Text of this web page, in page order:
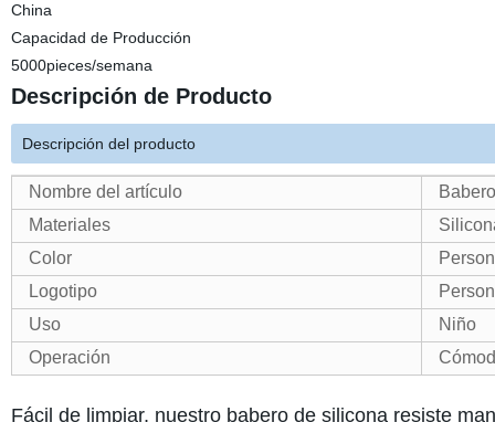
China
Capacidad de Producción
5000pieces/semana
Descripción de Producto
Descripción del producto
Nombre del artículo
Materiales
Color
Logotipo
Uso
Niño
Operación
Fácil de limpiar, nuestro babero de silicona resiste